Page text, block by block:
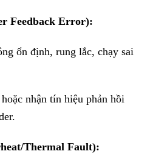
Feedback Error):
ổn định, rung lắc, chạy sai
nhận tín hiệu phản hồi
Thermal Fault):